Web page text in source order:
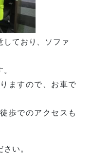
しており、ソファ
ますので、お車で
歩でのアクセスも
い。